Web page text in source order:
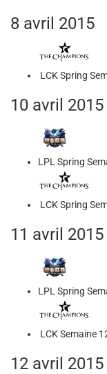
8 avril 2015
LCK Spring
10 avril 2015
LPL Spring
LCK Spring
11 avril 2015
LPL Spring
LCK Semaine
12 avril 2015